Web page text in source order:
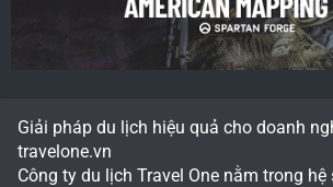
Giải pháp du lịch hiệu quả cho doanh
travelone.vn
Công ty du lịch Travel One nằm trong